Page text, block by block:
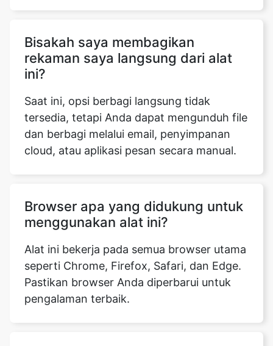
Bisakah saya membagikan
rekaman saya langsung dari alat
ini?
Saat ini, opsi berbagi langsung tidak
tersedia, tetapi Anda dapat mengunduh file
dan berbagi melalui email, penyimpanan
cloud, atau aplikasi pesan secara manual.
Browser apa yang didukung untuk
menggunakan alat ini?
Alat ini bekerja pada semua browser utama
seperti Chrome, Firefox, Safari, dan Edge.
Pastikan browser Anda diperbarui untuk
pengalaman terbaik.